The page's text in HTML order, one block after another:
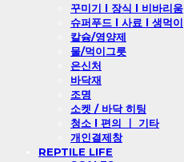
꾸미기 l 장식 l 비바리움
슈퍼푸드 l 사료 l 생먹이
칼슘/영양제
물/먹이그릇
은신처
바닥재
조명
소켓 / 바닥 히팅
청소 l 편의 ㅣ 기타
개인결제창
REPTILE LIFE